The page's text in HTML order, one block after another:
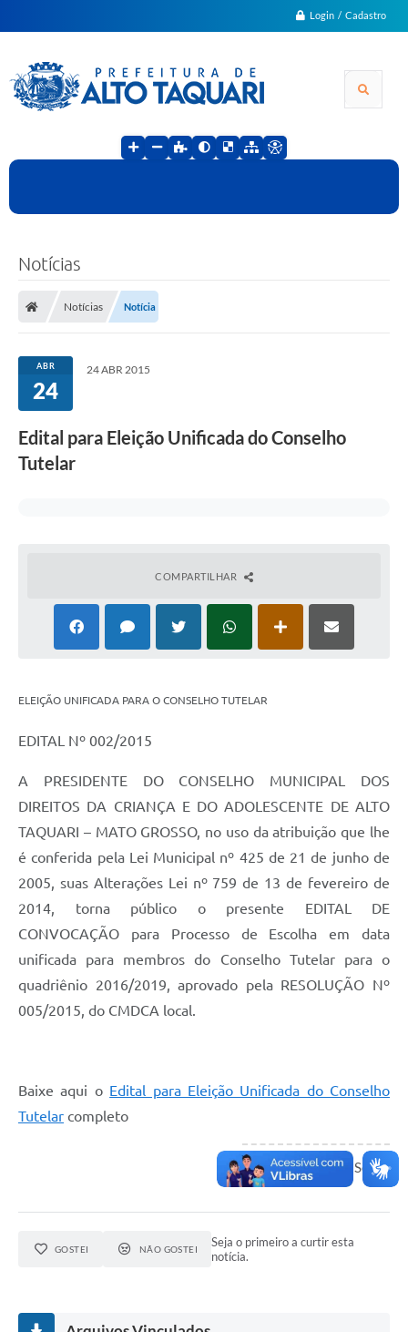
Login / Cadastro
Notícias
Notícias Notícia
ABR
24
24 ABR 2015
Edital para Eleição Unificada do Conselho
Tutelar
COMPARTILHAR
ELEIÇÃO UNIFICADA PARA O CONSELHO TUTELAR
EDITAL Nº 002/2015
A PRESIDENTE DO CONSELHO MUNICIPAL DOS
DIREITOS DA CRIANÇA E DO ADOLESCENTE DE ALTO
TAQUARI – MATO GROSSO, no uso da atribuição que lhe
é conferida pela Lei Municipal nº 425 de 21 de junho de
2005, suas Alterações Lei nº 759 de 13 de fevereiro de
2014, torna público o presente EDITAL DE
CONVOCAÇÃO para Processo de Escolha em data
unificada para membros do Conselho Tutelar para o
quadriênio 2016/2019, aprovado pela RESOLUÇÃO Nº
005/2015, do CMDCA local.
Baixe aqui o Edital para Eleição Unificada do Conselho
Tutelar completo
Fonte: Assistencia Social
GOSTEI NÃO GOSTEI
Seja o primeiro a curtir esta
notícia.